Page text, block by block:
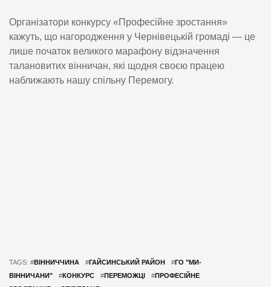
Організатори конкурсу «Професійне зростання»
кажуть, що нагородження у Чернівецькій громаді — це
лише початок великого марафону відзначення
талановитих вінничан, які щодня своєю працею
наближають нашу спільну Перемогу.
TAGS: #ВІННИЧЧИНА #ГАЙСИНСЬКИЙ РАЙОН #ГО "МИ-
ВІННИЧАНИ"
#КОНКУРС #ПЕРЕМОЖЦІ #ПРОФЕСІЙНЕ